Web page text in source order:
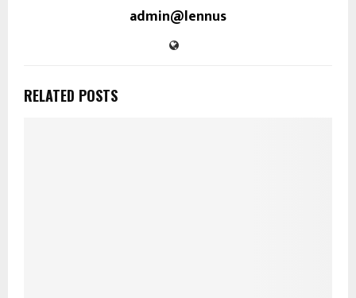
admin@lennus
RELATED POSTS